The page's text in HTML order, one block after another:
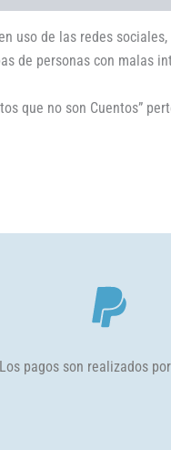
uso de las redes
de personas con malas
que no son Cuentos”
Los pagos son realizados